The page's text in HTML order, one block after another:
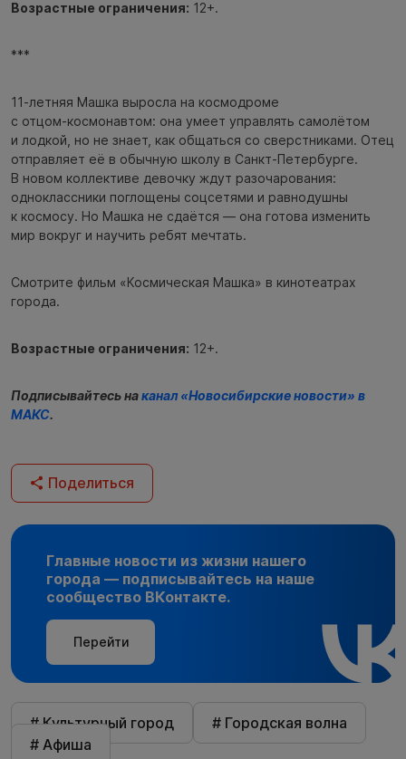
Возрастные ограничения: 12+.
***
11‑летняя Машка выросла на космодроме
с отцом‑космонавтом: она умеет управлять самолётом
и лодкой, но не знает, как общаться со сверстниками. Отец
отправляет её в обычную школу в Санкт‑Петербурге.
В новом коллективе девочку ждут разочарования:
одноклассники поглощены соцсетями и равнодушны
к космосу. Но Машка не сдаётся — она готова изменить
мир вокруг и научить ребят мечтать.
Смотрите фильм «Космическая Машка» в кинотеатрах
города.
Возрастные ограничения: 12+.
Подписывайтесь наканал «Новосибирские новости» в
МАКС.
Поделиться
Главные новости из жизни нашего
города — подписывайтесь на наше
сообщество ВКонтакте.
Перейти
# Культурный город
# Городская волна
# Афиша